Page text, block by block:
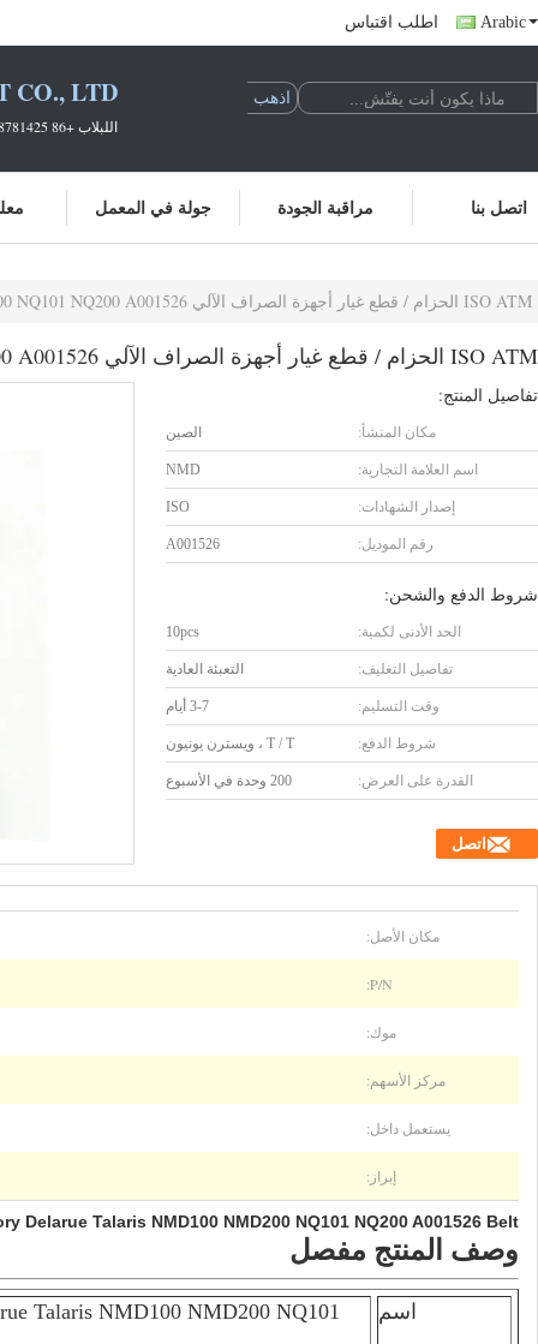
اطلب اقتباس Arabic
CO., LTD.
اللبلاب +86 18138781425 سابرينا +86 19925601378
جولة في المعمل مراقبة الجودة اتصل بنا
ISO ATM الحزام / قطع غيار أجهزة الصراف الآلي NMD100 NMD200 NQ101 NQ200 A001526
ISO ATM الحزام / قطع غيار أجهزة الصراف الآلي NMD100 NMD200 NQ101 NQ200 A001526
تفاصيل المنتج:
مكان المنشأ: الصين
اسم العلامة التجارية: NMD
إصدار الشهادات: ISO
رقم الموديل: A001526
شروط الدفع والشحن:
الحد الأدنى لكمية: 10pcs
تفاصيل التغليف: التعبئة العادية
وقت التسليم: 3-7 أيام
شروط الدفع: T / T ، ويسترن يونيون
القدرة على العرض: 200 وحدة في الأسبوع
اتصل
مكان الأصل:
P/N:
موك:
مركز الأسهم:
يستعمل داخل:
إبراز:
Delarue Talaris NMD100 NMD200 NQ101 NQ200 A001526 Belt
وصف المنتج مفصل
اسم Talaris NMD100 NMD200 NQ101